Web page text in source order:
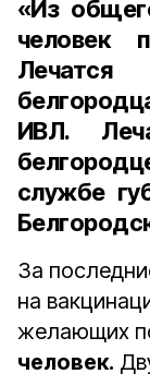
«Из
человек
ИВЛ.
службе
За
на
желающих
человек.